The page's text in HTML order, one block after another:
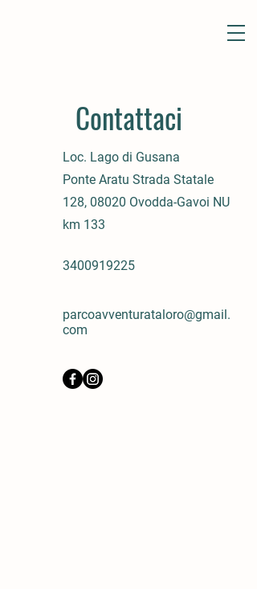
Contattaci
Loc. Lago di Gusana
Ponte Aratu Strada Statale
128, 08020 Ovodda-Gavoi NU
km 133
3400919225
parcoavventurataloro@gmail.
com